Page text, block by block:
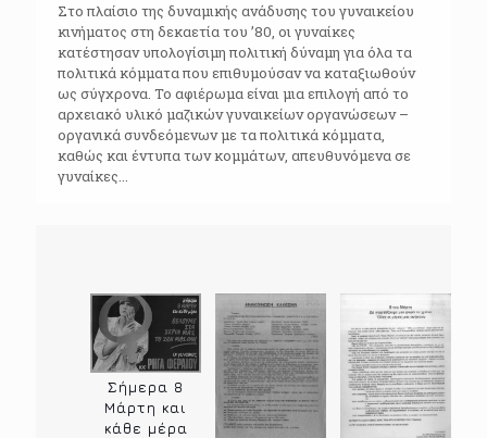
Στο πλαίσιο της δυναμικής ανάδυσης του γυναικείου
κινήματος στη δεκαετία του ’80, οι γυναίκες
κατέστησαν υπολογίσιμη πολιτική δύναμη για όλα τα
πολιτικά κόμματα που επιθυμούσαν να καταξιωθούν
ως σύγχρονα. Το αφιέρωμα είναι μια επιλογή από το
αρχειακό υλικό μαζικών γυναικείων οργανώσεων –
οργανικά συνδεόμενων με τα πολιτικά κόμματα,
καθώς και έντυπα των κομμάτων, απευθυνόμενα σε
γυναίκες...
Σήμερα 8
Μάρτη και
κάθε μέρα